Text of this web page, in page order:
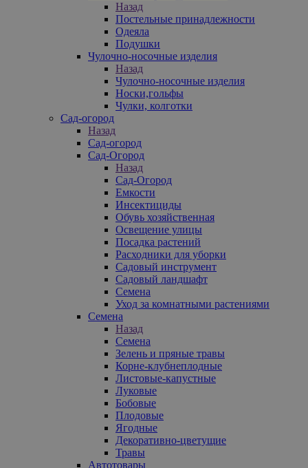
Назад
Постельные принадлежности
Одеяла
Подушки
Чулочно-носочные изделия
Назад
Чулочно-носочные изделия
Носки,гольфы
Чулки, колготки
Сад-огород
Назад
Сад-огород
Сад-Огород
Назад
Сад-Огород
Емкости
Инсектициды
Обувь хозяйственная
Освещение улицы
Посадка растений
Расходники для уборки
Садовый инструмент
Садовый ландшафт
Семена
Уход за комнатными растениями
Семена
Назад
Семена
Зелень и пряные травы
Корне-клубнеплодные
Листовые-капустные
Луковые
Бобовые
Плодовые
Ягодные
Декоративно-цветущие
Травы
Автотовары